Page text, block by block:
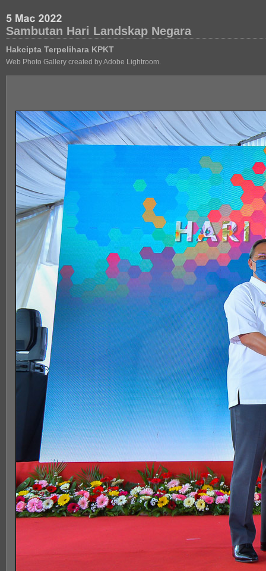
Sambutan Hari Landskap Negara
Hakcipta Terpelihara KPKT
Web Photo Gallery created by Adobe Lightroom.